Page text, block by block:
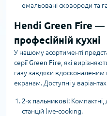
емальовані сковороди та
Hendi Green Fire —
професійній кухні
У нашому асортименті
серіїGreen Fire , які
газу завдяки вдосконаленим
екранам. Доступні у
2-х пальникові: Компактні,
станцій live-cooking.